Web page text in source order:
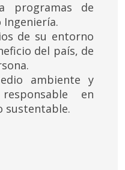
programas de
Ingeniería.
de su entorno
del país, de
ambiente y
en
sustentable.